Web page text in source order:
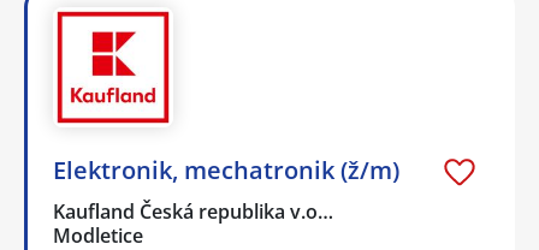
Elektronik, mechatronik (ž/m)
Kaufland Česká republika v.o…
Modletice